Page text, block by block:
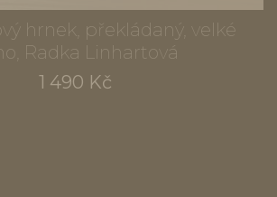
hrnek, překládaný, velké
Radka Linhartová
1 490 Kč